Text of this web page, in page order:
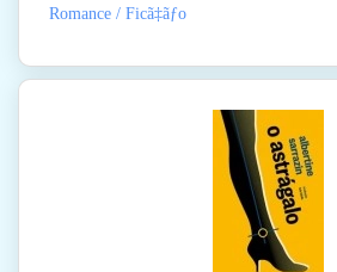
Romance / Ficã‡ãƒo